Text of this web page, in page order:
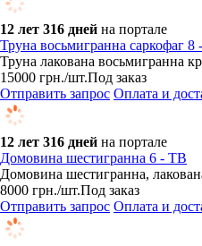
12 лет 316 дней на портале
Труна восьмигранна саркофаг 8
Труна лакована восьмигранна
15000 грн./шт.Под заказ
Отправить запрос Оплата и
12 лет 316 дней на портале
Домовина шестигранна 6 - ТВ
Домовина шестигранна,
8000 грн./шт.Под заказ
Отправить запрос Оплата и